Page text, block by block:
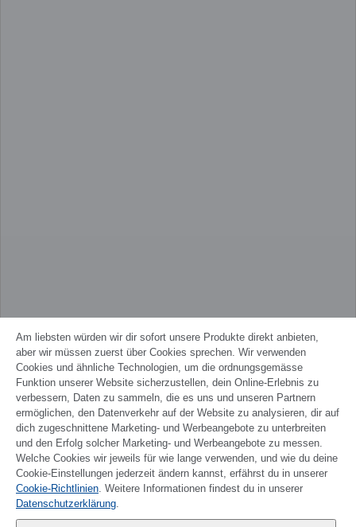
FRANÇAIS
Am liebsten würden wir dir sofort unsere Produkte direkt anbieten,
aber wir müssen zuerst über Cookies sprechen. Wir verwenden
Cookies und ähnliche Technologien, um die ordnungsgemässe
Funktion unserer Website sicherzustellen, dein Online-Erlebnis zu
verbessern, Daten zu sammeln, die es uns und unseren Partnern
ermöglichen, den Datenverkehr auf der Website zu analysieren, dir auf
dich zugeschnittene Marketing- und Werbeangebote zu unterbreiten
und den Erfolg solcher Marketing- und Werbeangebote zu messen.
Welche Cookies wir jeweils für wie lange verwenden, und wie du deine
Cookie-Einstellungen jederzeit ändern kannst, erfährst du in unserer
Cookie-Richtlinien. Weitere Informationen findest du in unserer
Datenschutzerklärung.